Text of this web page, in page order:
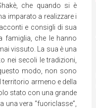
che quando si è
imparato a realizzare i
e consigli di sua
famiglia, che le hanno
vissuto. La sua è una
nei secoli le tradizioni,
modo, non sono
territorio armeno e della
stato con una grande
una vera “fuoriclasse”,